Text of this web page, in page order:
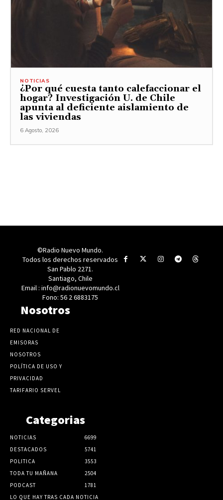
NOTICIAS
¿Por qué cuesta tanto calefaccionar el
hogar? Investigación U. de Chile
apunta al deficiente aislamiento de
las viviendas
6 Agosto, 2026
©Radio Nuevo Mundo.
Todos los derechos reservados
San Pablo 2271.
Santiago, Chile
Email : info@radionuevomundo.cl
Fono: 56 2 6883175
Nosotros
RED NACIONAL DE
EMISORAS
NOSOTROS
POLÍTICA DE USO Y
PRIVACIDAD
TARIFARIO SERVEL
Categorias
NOTICIAS
6699
DESTACADOS
5741
POLITICA
3553
TODA TU MAÑANA
2504
PODCAST
1781
LO QUE HAY TRAS CADA NOTICIA